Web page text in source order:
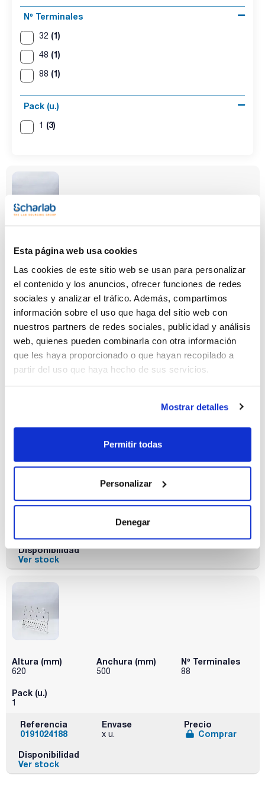
Esta página web usa cookies
Las cookies de este sitio web se usan para personalizar
el contenido y los anuncios, ofrecer funciones de redes
sociales y analizar el tráfico. Además, compartimos
información sobre el uso que haga del sitio web con
nuestros partners de redes sociales, publicidad y análisis
web, quienes pueden combinarla con otra información
que les haya proporcionado o que hayan recopilado a
partir del uso que haya hecho de sus servicios.
Mostrar detalles
Permitir todas
Personalizar
Denegar
Nº Terminales
32 (1)
48 (1)
88 (1)
Pack (u.)
1 (3)
Altura (mm) Anchura (mm)
Pack (u.)
Referencia
0191024132
Envase
x u.
Precio
Comprar
Disponibilidad
Ver stock
500 400 48
1
Envase
Disponibilidad
Ver stock
Altura (mm)
620
Anchura (mm)
500
Nº Terminales
88
Pack (u.)
1
Referencia
0191024188
Envase
x u.
Precio
Comprar
Disponibilidad
Ver stock